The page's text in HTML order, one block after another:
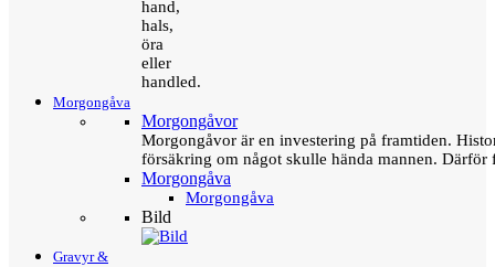
hand,
hals,
öra
eller
handled.
Morgongåva
Morgongåvor
Morgongåvor är en investering på framtiden.
försäkring om något skulle hända mannen.
Morgongåva
Morgongåva
Bild
Gravyr &